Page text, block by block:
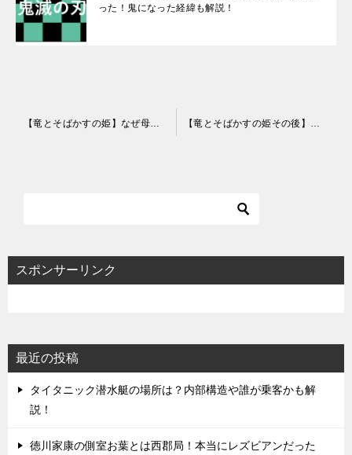
った！鬼になった経緯も解説！
シスポンサーリンク
最近の投稿
タイタニック潜水艇の場所は？内部構造や誰が乗客かも解
説！
徳川家康の側室お葉とは西郡局！本当にレズビアンだった